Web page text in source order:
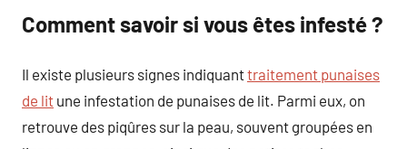
Comment savoir si vous êtes infesté ?
Il existe plusieurs signes indiquanttraitement punaises
de lit une infestation de punaises de lit. Parmi eux, on
retrouve des piqûres sur la peau, souvent groupées en